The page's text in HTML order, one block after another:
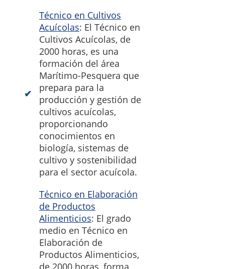
Técnico en Cultivos
Acuícolas: El Técnico en
Cultivos Acuícolas, de
2000 horas, es una
formación del área
Marítimo-Pesquera que
prepara para la
producción y gestión de
cultivos acuícolas,
proporcionando
conocimientos en
biología, sistemas de
cultivo y sostenibilidad
para el sector acuícola.
Técnico en Elaboración
de Productos
Alimenticios: El grado
medio en Técnico en
Elaboración de
Productos Alimenticios,